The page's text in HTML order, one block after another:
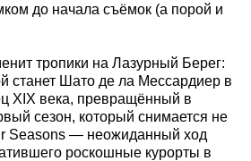
до начала съёмок (а порой и
тропики на Лазурный Берег:
станет Шато де ла Мессардиер в
XIX века, превращённый в
сезон, который снимается не
Seasons — неожиданный ход
роскошные курорты в